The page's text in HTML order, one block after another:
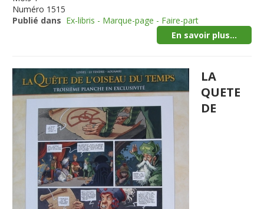
Numéro 1515
Publié dans Ex-libris - Marque-page - Faire-part
En savoir plus...
LA
QUETE
DE